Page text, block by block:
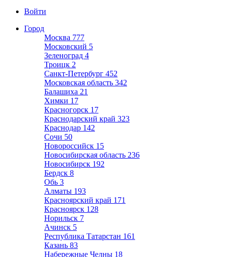
Войти
Город
Москва 777
Московский 5
Зеленоград 4
Троицк 2
Санкт-Петербург 452
Московская область 342
Балашиха 21
Химки 17
Красногорск 17
Краснодарский край 323
Краснодар 142
Сочи 50
Новороссийск 15
Новосибирская область 236
Новосибирск 192
Бердск 8
Обь 3
Алматы 193
Красноярский край 171
Красноярск 128
Норильск 7
Ачинск 5
Республика Татарстан 161
Казань 83
Набережные Челны 18